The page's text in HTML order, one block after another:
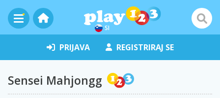
SI
PRIJAVA REGISTRIRAJ SE
Sensei Mahjongg